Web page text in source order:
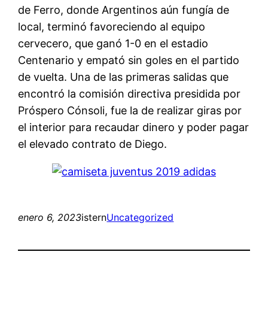
de Ferro, donde Argentinos aún fungía de
local, terminó favoreciendo al equipo
cervecero, que ganó 1-0 en el estadio
Centenario y empató sin goles en el partido
de vuelta. Una de las primeras salidas que
encontró la comisión directiva presidida por
Próspero Cónsoli, fue la de realizar giras por
el interior para recaudar dinero y poder pagar
el elevado contrato de Diego.
enero 6, 2023isternUncategorized